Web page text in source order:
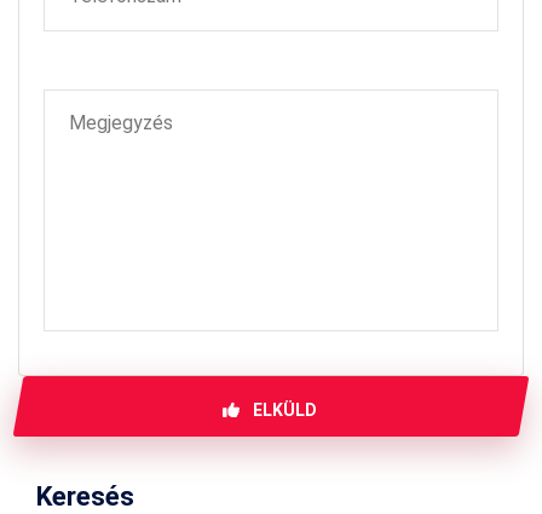
ELKÜLD
Keresés